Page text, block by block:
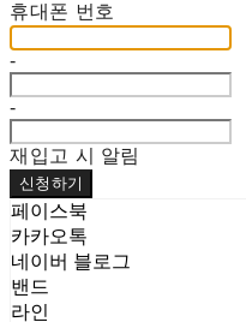
휴대폰 번호
-
-
재입고 시 알림
신청하기
페이스북
카카오톡
네이버 블로그
밴드
라인